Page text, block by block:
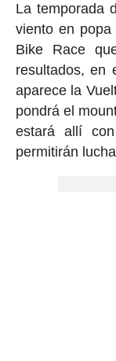
La temporada
viento en
Bike Race
resultados, en
aparece la
pondrá el
estará allí
permitirán